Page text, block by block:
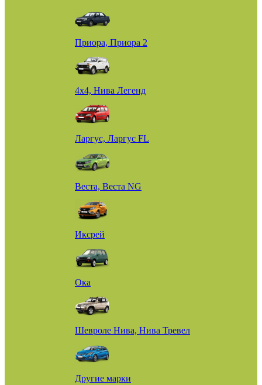
Приора, Приора 2
4х4, Нива Легенд
Ларгус, Ларгус FL
Веста, Веста NG
Иксрей
Ока
Шевроле Нива, Нива Тревел
Другие марки